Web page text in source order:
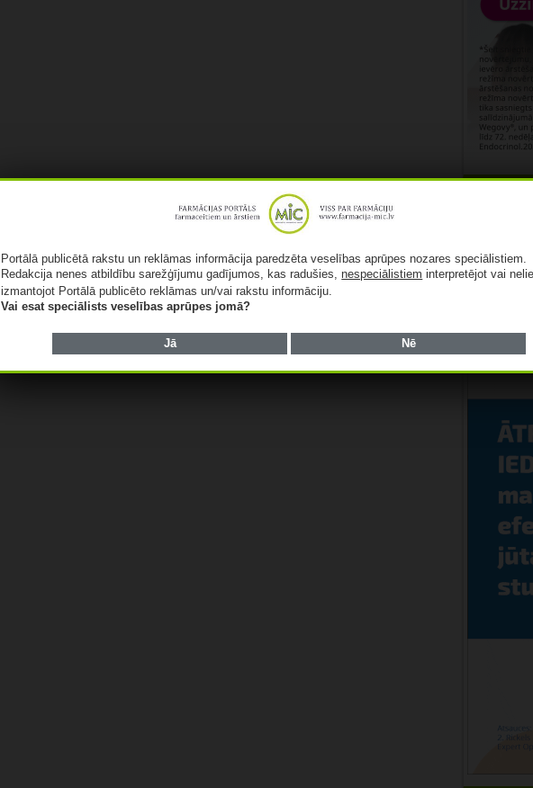
Portālā publicētā rakstu un reklāmas informācija paredzēta veselības aprūpes nozares speciālistiem.
Redakcija nenes atbildību sarežģījumu gadījumos, kas radušies,nespeciālistiem interpretējot vai
izmantojot Portālā publicēto reklāmas un/vai rakstu informāciju.
Vai esat speciālists veselības aprūpes jomā?
Jā Nē